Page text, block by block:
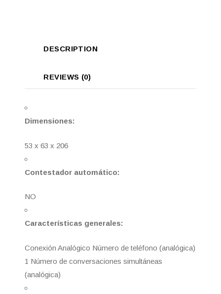
DESCRIPTION
REVIEWS (0)
Dimensiones:
53 x 63 x 206
Contestador automático:
NO
Características generales:
Conexión Analógico Número de teléfono (analógica)
1 Número de conversaciones simultáneas
(analógica)